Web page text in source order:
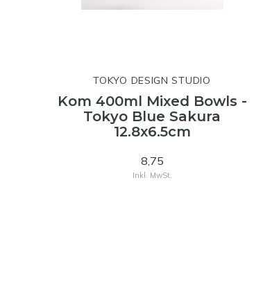
TOKYO DESIGN STUDIO
Kom 400ml Mixed Bowls -
Tokyo Blue Sakura
12.8x6.5cm
8,75
Inkl. MwSt.